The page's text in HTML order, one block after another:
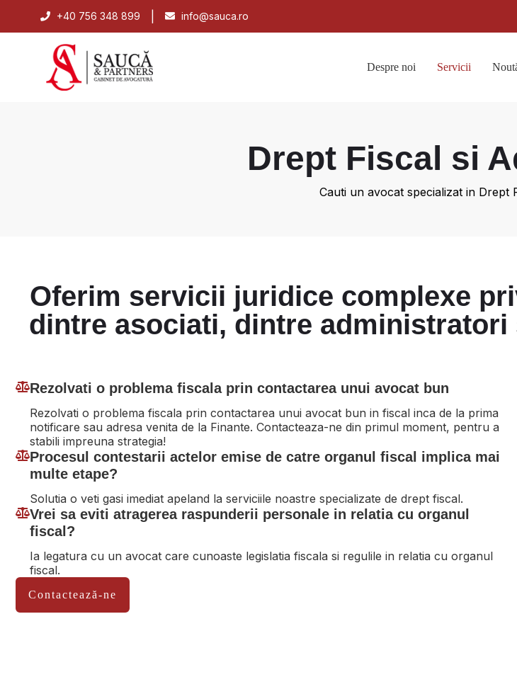
+40 756 348 899 info@sauca.ro
Despre noi Servicii
Drept Fiscal si
Cauti un avocat specializat in Drept
Oferim servicii juridice complexe
dintre asociati, dintre
Rezolvati o problema fiscala prin contactarea unui avocat bun
Rezolvati o problema fiscala prin contactarea unui avocat bun in fiscal inca de la prima
notificare sau adresa venita de la Finante. Contacteaza-ne din primul moment, pentru a
stabili impreuna strategia!
Procesul contestarii actelor emise de catre organul fiscal implica mai
multe etape?
Solutia o veti gasi imediat apeland la serviciile noastre specializate de drept fiscal.
Vrei sa eviti atragerea raspunderii personale in relatia cu organul
fiscal?
Ia legatura cu un avocat care cunoaste legislatia fiscala si regulile in relatia cu organul
fiscal.
Contactează-ne